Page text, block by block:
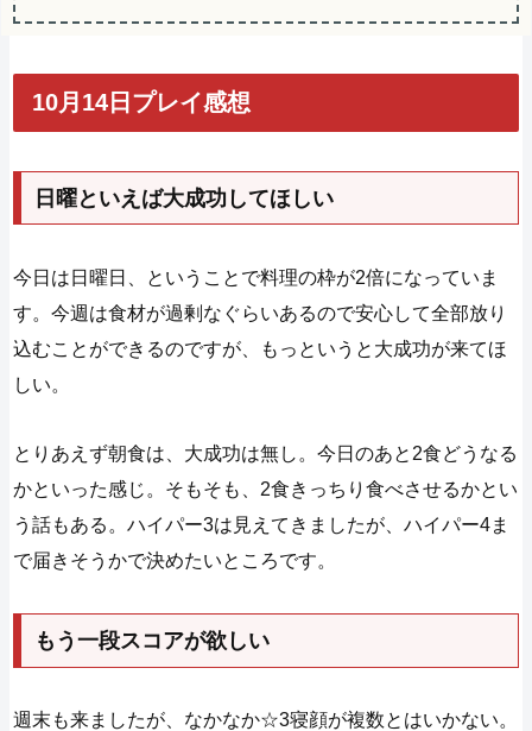
10月14日プレイ感想
日曜といえば大成功してほしい
今日は日曜日、ということで料理の枠が2倍になっていま
す。今週は食材が過剰なぐらいあるので安心して全部放り
込むことができるのですが、もっというと大成功が来てほ
しい。
とりあえず朝食は、大成功は無し。今日のあと2食どうなる
かといった感じ。そもそも、2食きっちり食べさせるかとい
う話もある。ハイパー3は見えてきましたが、ハイパー4ま
で届きそうかで決めたいところです。
もう一段スコアが欲しい
週末も来ましたが、なかなか☆3寝顔が複数とはいかない。